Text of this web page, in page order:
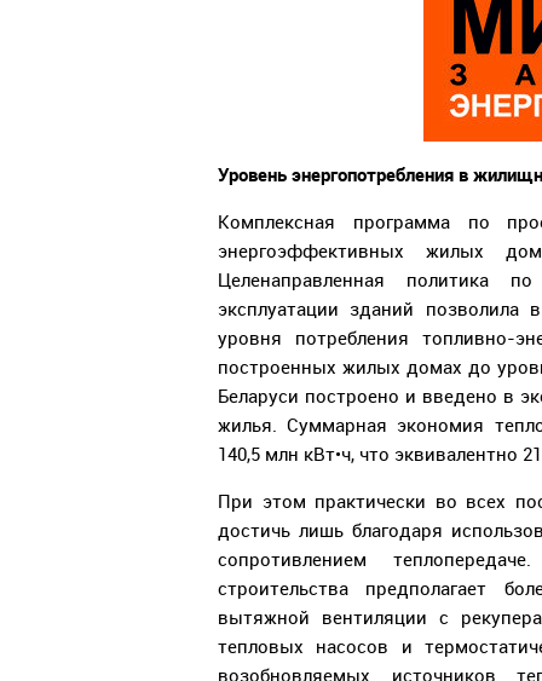
Уровень энергопотребления в
Комплексная программа по
энергоэффективных жилых
Целенаправленная политика
эксплуатации зданий
уровня потребления топливно-
построенных жилых домах до
Беларуси построено и введено в
жилья. Суммарная экономия
140,5 млн кВт•ч, что эквивалентно
При этом практически во всех
достичь лишь благодаря
сопротивлением
строительства предполагает
вытяжной вентиляции с
тепловых насосов и
возобновляемых источников